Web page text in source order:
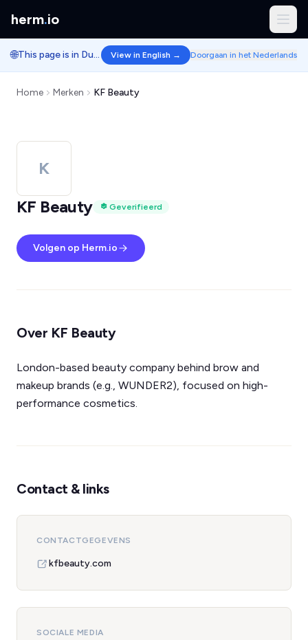
herm.io
🌐 This page is in Dutch. View in English → Doorgaan in het Nederlands
Home Merken KF Beauty
K
KF Beauty
Geverifieerd
Volgen op Herm.io
Over KF Beauty
London-based beauty company behind brow and
makeup brands (e.g., WUNDER2), focused on high-
performance cosmetics.
Contact & links
CONTACTGEGEVENS
kfbeauty.com
SOCIALE MEDIA